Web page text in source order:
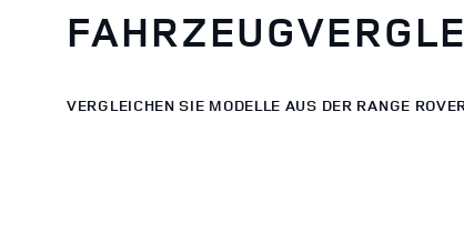
VERGLEICHEN SIE MODELLE AUS DER RANGE